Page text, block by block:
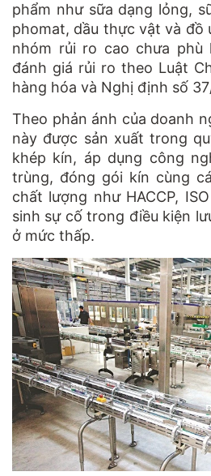
phẩm như sữa dạng lỏng,
phomat, dầu thực vật và đồ
nhóm rủi ro cao chưa phù
đánh giá rủi ro theo Luật
hàng hóa và Nghị định số
Theo phản ánh của doanh
này được sản xuất trong
khép kín, áp dụng công
trùng, đóng gói kín cùng
chất lượng như HACCP,
sinh sự cố trong điều kiện
ở mức thấp.